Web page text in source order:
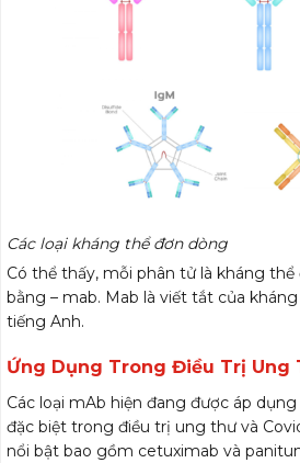
Các loại kháng thể đơn dòng
Có thể thấy, mỗi phân tử là kháng
bằng – mab. Mab là viết tắt của
tiếng Anh.
Ứng Dụng Trong Điều Trị Ung
Các loại mAb hiện đang được áp
đặc biệt trong điều trị ung thư và
nổi bật bao gồm cetuximab và